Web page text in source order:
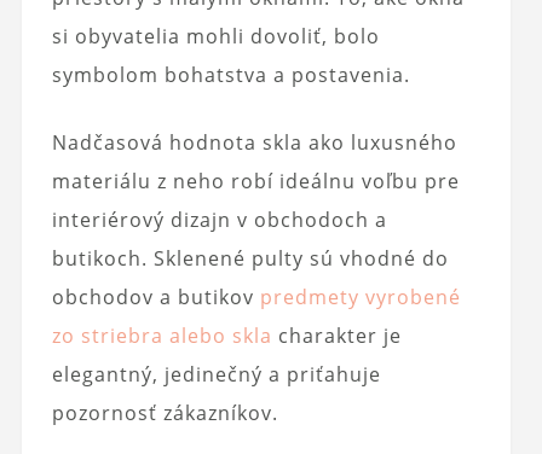
si obyvatelia mohli dovoliť, bolo
symbolom bohatstva a postavenia.
Nadčasová hodnota skla ako luxusného
materiálu z neho robí ideálnu voľbu pre
interiérový dizajn v obchodoch a
butikoch. Sklenené pulty sú vhodné do
obchodov a butikov predmety vyrobené
zo striebra alebo skla charakter je
elegantný, jedinečný a priťahuje
pozornosť zákazníkov.